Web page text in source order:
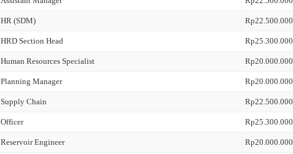
HR (SDM) Rp22.500.000
HRD Section Head Rp25.300.000
Human Resources Specialist Rp20.000.000
Planning Manager Rp20.000.000
Supply Chain Rp22.500.000
Officer Rp25.300.000
Reservoir Engineer Rp20.000.000